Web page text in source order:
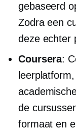
gebaseerd
Zodra een
deze echter
Coursera:
de
formaat en